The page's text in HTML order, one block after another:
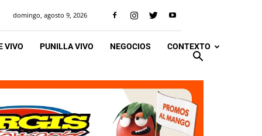
domingo, agosto 9, 2026
VIVO PUNILLA VIVO NEGOCIOS CONTEXTO